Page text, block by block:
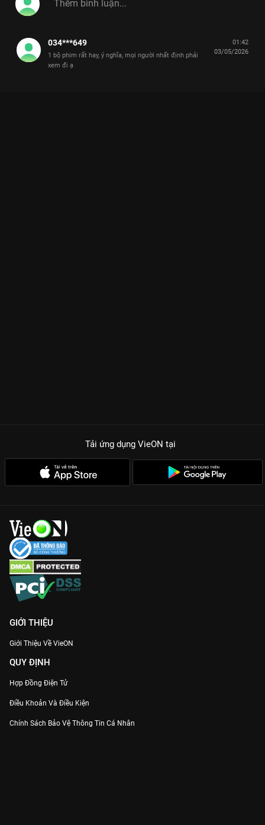
034***649
1 bộ phim rất hay, ý nghĩa, mọi người nhất định phải
xem đi ạ
01:42
03/05/2026
Tải ứng dụng VieON tại
GIỚI THIỆU
Giới Thiệu Về VieON
QUY ĐỊNH
Hợp Đồng Điện Tử
Điều Khoản Và Điều Kiện
Chính Sách Bảo Vệ Thông Tin Cá Nhân